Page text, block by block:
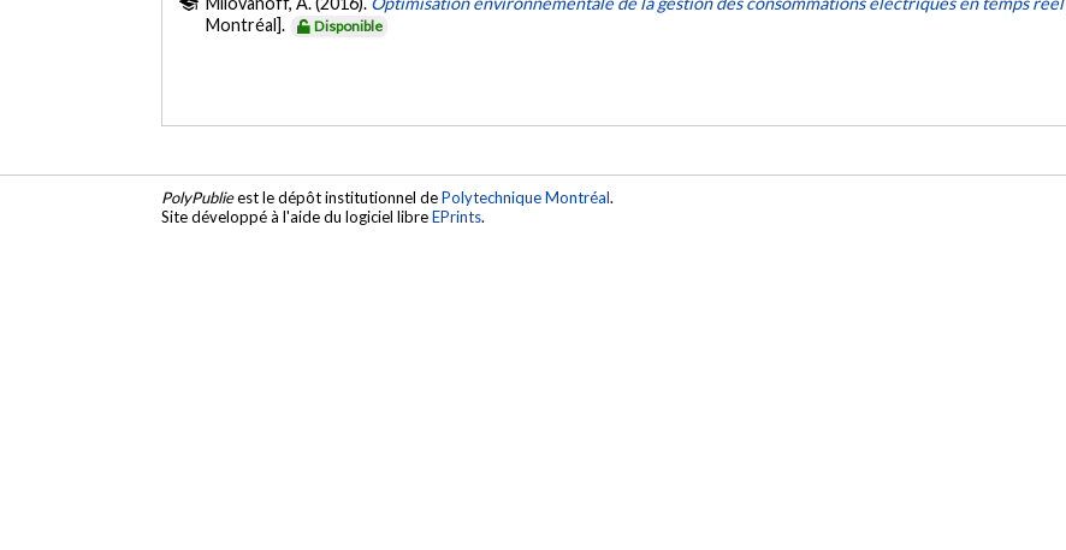
Montréal].
Disponible
PolyPublieest le dépôt institutionnel dePolytechnique Montréal.
Site développé à l'aide du logiciel libreEPrints.